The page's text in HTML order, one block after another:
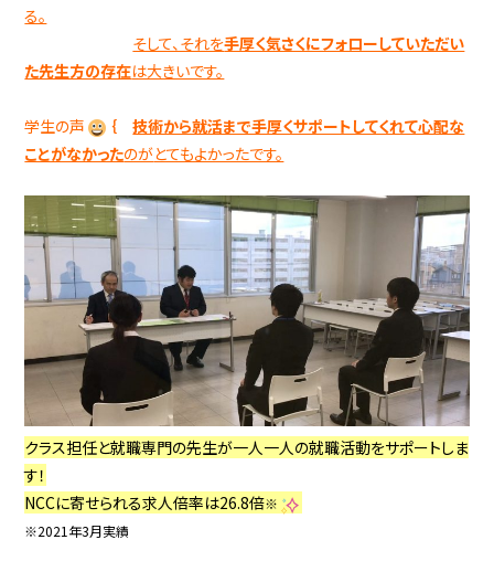
る。
そして、それを手厚く気さくにフォローしていただい
た先生方の存在は大きいです。
学生の声 ｛技術から就活まで手厚くサポートしてくれて心配な
ことがなかったのがとてもよかったです。
クラス担任と就職専門の先生が一人一人の就職活動をサポートしま
す！
NCCに寄せられる求人倍率は26.8倍※
※2021年3月実績